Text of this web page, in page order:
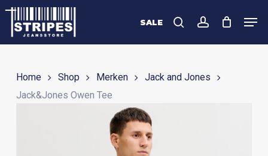
Skip
main
SALE searchaccount
Home Shop Merken
Jack and Jones
Jack&Jones Owen Tee